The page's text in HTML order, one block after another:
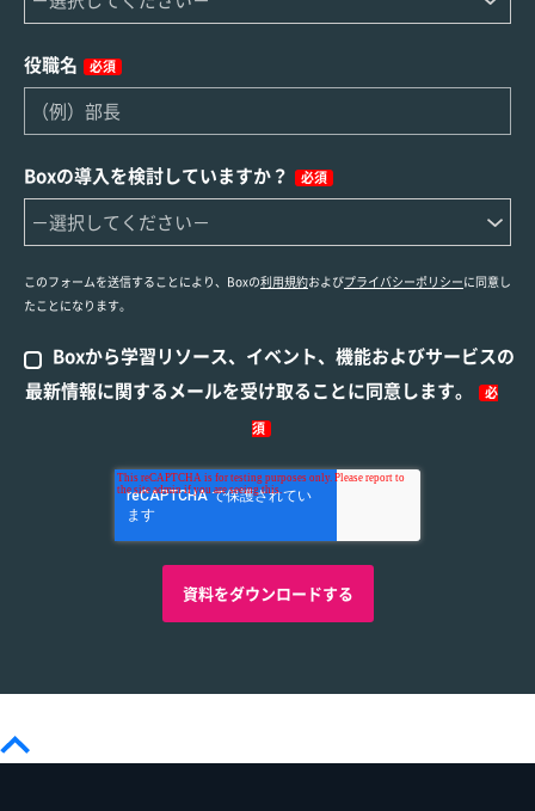
役職名 必須
Boxの導入を検討していますか？ 必須
このフォームを送信することにより、Boxの利用規約およびプライバシーポリシーに同意し
たことになります。
Boxから学習リソース、イベント、機能およびサービスの
最新情報に関するメールを受け取ることに同意します。
必
須